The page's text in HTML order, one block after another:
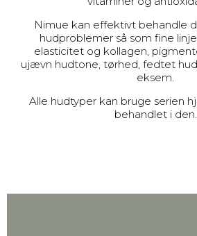
Nimue kan effektivt behandle
hudproblemer så som fine
elasticitet og kollagen,
ujævn hudtone, tørhed, fedtet
eksem.
Alle hudtyper kan bruge serien
behandlet i den.